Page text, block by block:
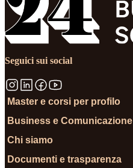
Seguici sui social
Master e corsi per profilo
Business e Comunicazione
Chi siamo
Documenti e trasparenza